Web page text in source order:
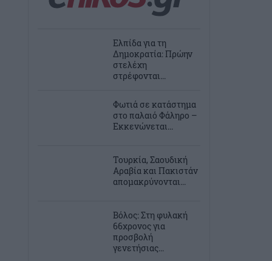
Ελπίδα για τη
Δημοκρατία: Πρώην
στελέχη
στρέφονται...
Φωτιά σε κατάστημα
στο παλαιό Φάληρο –
Εκκενώνεται...
Τουρκία, Σαουδική
Αραβία και Πακιστάν
απομακρύνονται...
Βόλος: Στη φυλακή
66χρονος για
προσβολή
γενετήσιας...